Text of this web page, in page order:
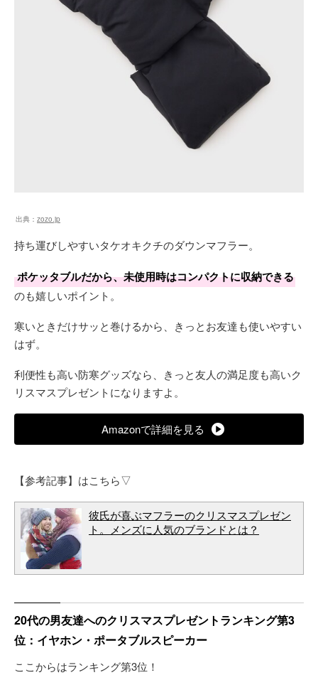
出典： zozo.jp
持ち運びしやすいタケオキクチのダウンマフラー。
ポケッタブルだから、未使用時はコンパクトに収納できる
のも嬉しいポイント。
寒いときだけサッと巻けるから、きっとお友達も使いやすい
はず。
利便性も高い防寒グッズなら、きっと友人の満足度も高いク
リスマスプレゼントになりますよ。
Amazonで詳細を見る
【参考記事】はこちら▽
彼氏が喜ぶマフラーのクリスマスプレゼン
ト。メンズに人気のブランドとは？
20代の男友達へのクリスマスプレゼントランキング第3
位：イヤホン・ポータブルスピーカー
ここからはランキング第3位！